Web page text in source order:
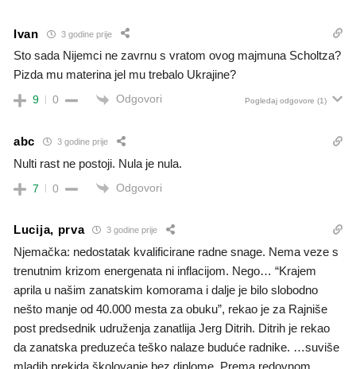
Ivan 3 godine prije
Sto sada Nijemci ne zavrnu s vratom ovog majmuna Scholtza?
Pizda mu materina jel mu trebalo Ukrajine?
9 0 Odgovori Pogledaj odgovore (1)
abc 3 godine prije
Nulti rast ne postoji. Nula je nula.
7 0 Odgovori
Lucija, prva 3 godine prije
Njemačka: nedostatak kvalificirane radne snage. Nema veze s
trenutnim krizom energenata ni inflacijom. Nego… “Krajem
aprila u našim zanatskim komorama i dalje je bilo slobodno
nešto manje od 40.000 mesta za obuku”, rekao je za Rajniše
post predsednik udruženja zanatlija Jerg Ditrih. Ditrih je rekao
da zanatska preduzeća teško nalaze buduće radnike. …suviše
mladih prekida školovanje bez diplome, Prema redovnom